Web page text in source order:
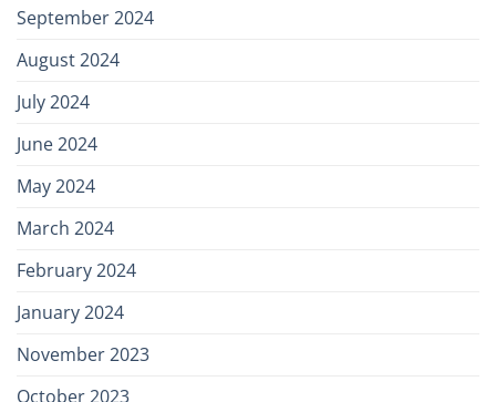
September 2024
August 2024
July 2024
June 2024
May 2024
March 2024
February 2024
January 2024
November 2023
October 2023